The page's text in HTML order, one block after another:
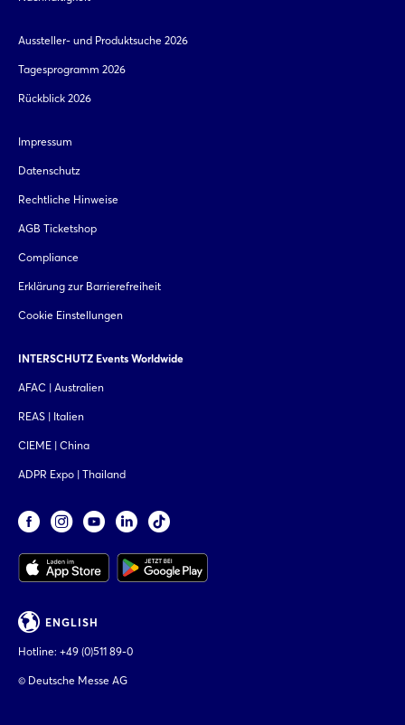
Aussteller- und Produktsuche 2026
Tagesprogramm 2026
Rückblick 2026
Impressum
Datenschutz
Rechtliche Hinweise
AGB Ticketshop
Compliance
Erklärung zur Barrierefreiheit
Cookie Einstellungen
INTERSCHUTZ Events Worldwide
AFAC | Australien
REAS | Italien
CIEME | China
ADPR Expo | Thailand
ENGLISH
Hotline: +49 (0)511 89-0
© Deutsche Messe AG